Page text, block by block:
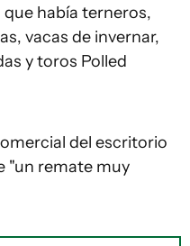
había terneros,
vacas de invernar,
y toros Polled
del escritorio
"un remate muy